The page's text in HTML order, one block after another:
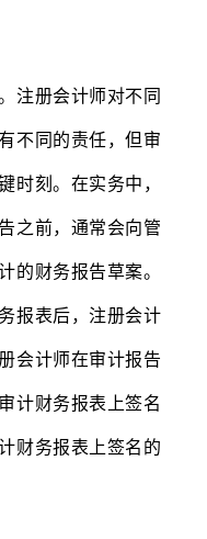
册会计师对不同
不同的责任，但审
时刻。在实务中，
之前，通常会向管
的财务报告草案。
报表后，注册会计
会计师在审计报告
计财务报表上签名
财务报表上签名的